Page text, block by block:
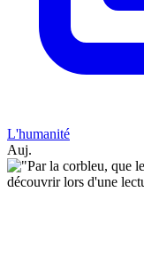
L'humanité
Auj.